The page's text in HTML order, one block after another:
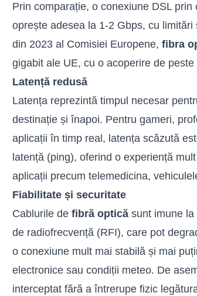
Prin comparație, o conexiune DSL
oprește adesea la 1-2 Gbps, cu
din 2023 al Comisiei Europene, fibra
gigabit ale UE, cu o acoperire de
Latență redusă
Latența reprezintă timpul necesar
destinație și înapoi. Pentru gameri,
aplicații în timp real, latența scăzută
latență (ping), oferind o experiență
aplicații precum telemedicina,
Fiabilitate și securitate
Cablurile de fibră opticăsunt imune la
de radiofrecvență (RFI), care pot
o conexiune mult mai stabilă și mai
electronice sau condiții meteo. De
interceptat fără a întrerupe fizic